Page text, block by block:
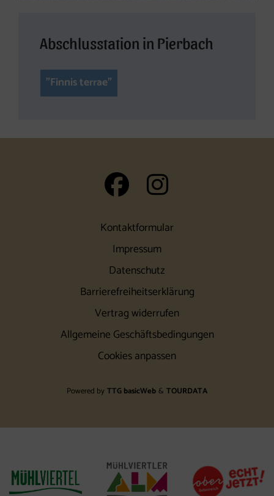
Abschlusstation in Pierbach
"Finnis terrae"
auf
Kontaktformular
Impressum
Datenschutz
Barrierefreiheitserklärung
Vertrag widerrufen
Allgemeine Geschäftsbedingungen
Cookies anpassen
Powered byTTG basicWeb & TOURDATA